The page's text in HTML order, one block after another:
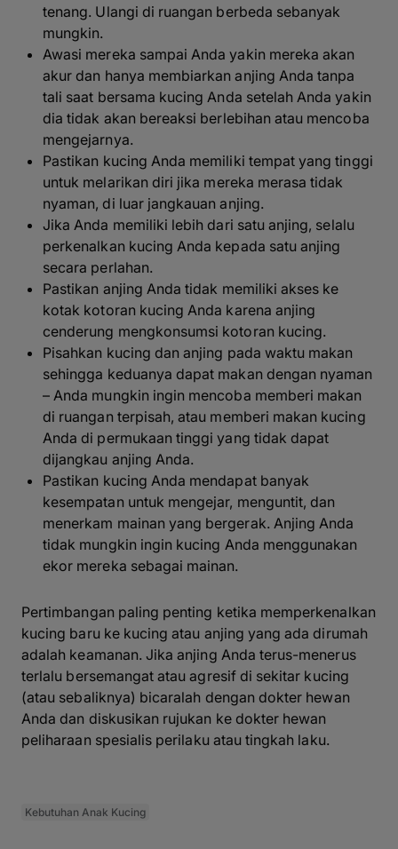
tenang. Ulangi di ruangan berbeda sebanyak
mungkin.
Awasi mereka sampai Anda yakin mereka akan
akur dan hanya membiarkan anjing Anda tanpa
tali saat bersama kucing Anda setelah Anda yakin
dia tidak akan bereaksi berlebihan atau mencoba
mengejarnya.
Pastikan kucing Anda memiliki tempat yang tinggi
untuk melarikan diri jika mereka merasa tidak
nyaman, di luar jangkauan anjing.
Jika Anda memiliki lebih dari satu anjing, selalu
perkenalkan kucing Anda kepada satu anjing
secara perlahan.
Pastikan anjing Anda tidak memiliki akses ke
kotak kotoran kucing Anda karena anjing
cenderung mengkonsumsi kotoran kucing.
Pisahkan kucing dan anjing pada waktu makan
sehingga keduanya dapat makan dengan nyaman
– Anda mungkin ingin mencoba memberi makan
di ruangan terpisah, atau memberi makan kucing
Anda di permukaan tinggi yang tidak dapat
dijangkau anjing Anda.
Pastikan kucing Anda mendapat banyak
kesempatan untuk mengejar, menguntit, dan
menerkam mainan yang bergerak. Anjing Anda
tidak mungkin ingin kucing Anda menggunakan
ekor mereka sebagai mainan.
Pertimbangan paling penting ketika memperkenalkan
kucing baru ke kucing atau anjing yang ada dirumah
adalah keamanan. Jika anjing Anda terus-menerus
terlalu bersemangat atau agresif di sekitar kucing
(atau sebaliknya) bicaralah dengan dokter hewan
Anda dan diskusikan rujukan ke dokter hewan
peliharaan spesialis perilaku atau tingkah laku.
Kebutuhan Anak Kucing